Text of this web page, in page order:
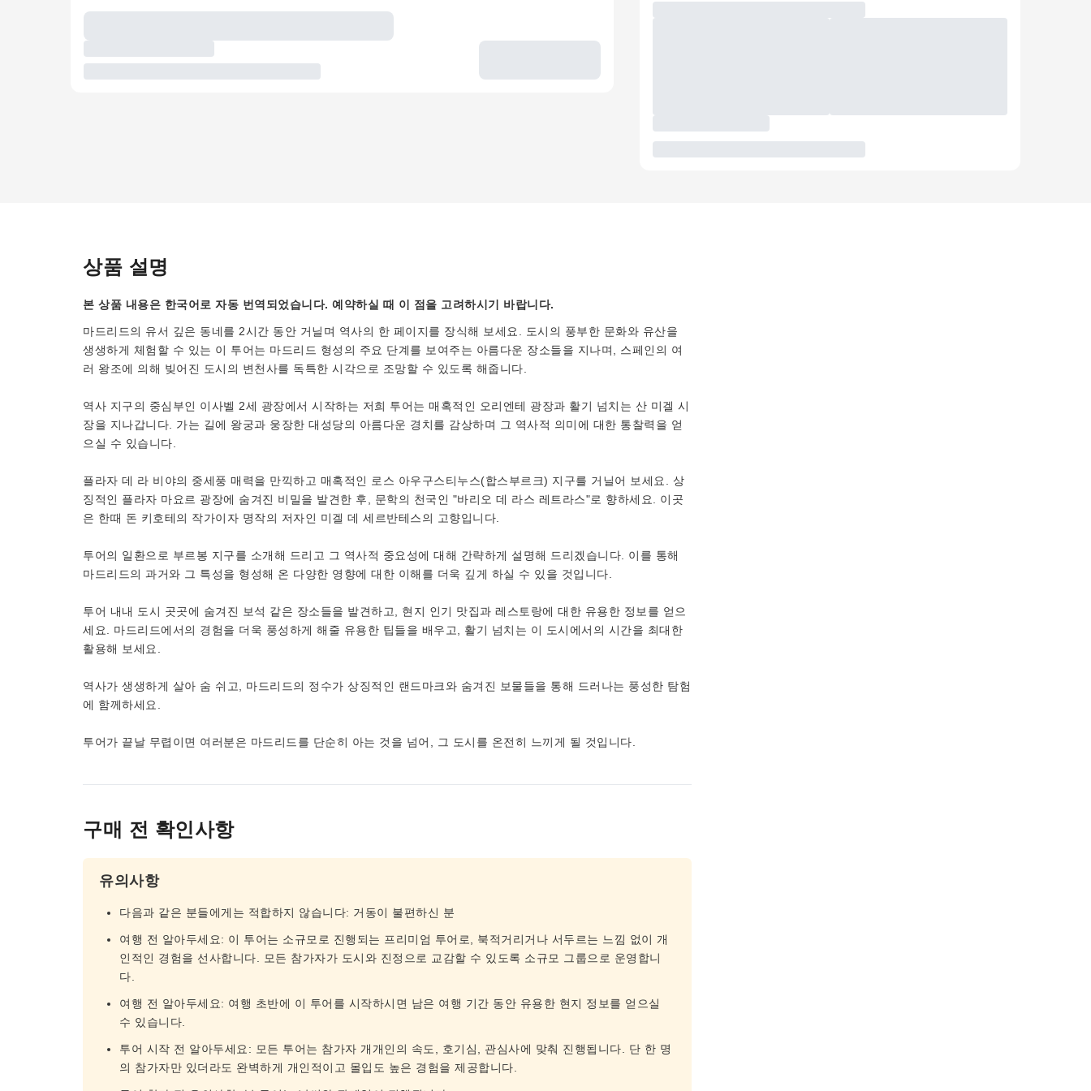
상품 설명
본 상품 내용은 한국어로 자동 번역되었습니다. 예약하실 때 이 점을 고려하시기 바랍니다.
마드리드의 유서 깊은 동네를 2시간 동안 거닐며 역사의 한 페이지를 장식해 보세요. 도시의 풍부한 문화와 유산을
생생하게 체험할 수 있는 이 투어는 마드리드 형성의 주요 단계를 보여주는 아름다운 장소들을 지나며, 스페인의 여
러 왕조에 의해 빚어진 도시의 변천사를 독특한 시각으로 조망할 수 있도록 해줍니다.
역사 지구의 중심부인 이사벨 2세 광장에서 시작하는 저희 투어는 매혹적인 오리엔테 광장과 활기 넘치는 산 미겔 시
장을 지나갑니다. 가는 길에 왕궁과 웅장한 대성당의 아름다운 경치를 감상하며 그 역사적 의미에 대한 통찰력을 얻
으실 수 있습니다.
플라자 데 라 비야의 중세풍 매력을 만끽하고 매혹적인 로스 아우구스티누스(합스부르크) 지구를 거닐어 보세요. 상
징적인 플라자 마요르 광장에 숨겨진 비밀을 발견한 후, 문학의 천국인 "바리오 데 라스 레트라스"로 향하세요. 이곳
은 한때 돈 키호테의 작가이자 명작의 저자인 미겔 데 세르반테스의 고향입니다.
투어의 일환으로 부르봉 지구를 소개해 드리고 그 역사적 중요성에 대해 간략하게 설명해 드리겠습니다. 이를 통해
마드리드의 과거와 그 특성을 형성해 온 다양한 영향에 대한 이해를 더욱 깊게 하실 수 있을 것입니다.
투어 내내 도시 곳곳에 숨겨진 보석 같은 장소들을 발견하고, 현지 인기 맛집과 레스토랑에 대한 유용한 정보를 얻으
세요. 마드리드에서의 경험을 더욱 풍성하게 해줄 유용한 팁들을 배우고, 활기 넘치는 이 도시에서의 시간을 최대한
활용해 보세요.
역사가 생생하게 살아 숨 쉬고, 마드리드의 정수가 상징적인 랜드마크와 숨겨진 보물들을 통해 드러나는 풍성한 탐험
에 함께하세요.
투어가 끝날 무렵이면 여러분은 마드리드를 단순히 아는 것을 넘어, 그 도시를 온전히 느끼게 될 것입니다.
구매 전 확인사항
유의사항
다음과 같은 분들에게는 적합하지 않습니다: 거동이 불편하신 분
여행 전 알아두세요: 이 투어는 소규모로 진행되는 프리미엄 투어로, 북적거리거나 서두르는 느낌 없이 개
인적인 경험을 선사합니다. 모든 참가자가 도시와 진정으로 교감할 수 있도록 소규모 그룹으로 운영합니
다.
여행 전 알아두세요: 여행 초반에 이 투어를 시작하시면 남은 여행 기간 동안 유용한 현지 정보를 얻으실
수 있습니다.
투어 시작 전 알아두세요: 모든 투어는 참가자 개개인의 속도, 호기심, 관심사에 맞춰 진행됩니다. 단 한 명
의 참가자만 있더라도 완벽하게 개인적이고 몰입도 높은 경험을 제공합니다.